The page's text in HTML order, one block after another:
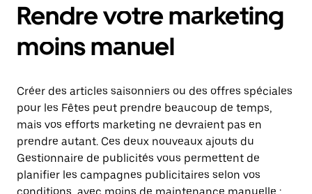
Rendre votre marketing
moins manuel
Créer des articles saisonniers ou des offres spéciales
pour les Fêtes peut prendre beaucoup de temps,
mais vos efforts marketing ne devraient pas en
prendre autant. Ces deux nouveaux ajouts du
Gestionnaire de publicités vous permettent de
planifier les campagnes publicitaires selon vos